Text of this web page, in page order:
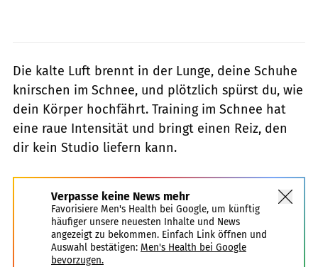
Die kalte Luft brennt in der Lunge, deine Schuhe
knirschen im Schnee, und plötzlich spürst du, wie
dein Körper hochfährt. Training im Schnee hat
eine raue Intensität und bringt einen Reiz, den
dir kein Studio liefern kann.
Verpasse keine News mehr
Favorisiere Men's Health bei Google, um künftig
häufiger unsere neuesten Inhalte und News
angezeigt zu bekommen. Einfach Link öffnen und
Auswahl bestätigen: Men's Health bei Google
bevorzugen.